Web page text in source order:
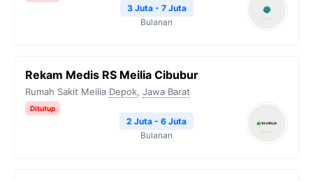
3 Juta - 7 Juta
Bulanan
Rekam Medis RS Meilia Cibubur
Rumah Sakit Meilia Depok, Jawa Barat
Ditutup
2 Juta - 6 Juta
Bulanan